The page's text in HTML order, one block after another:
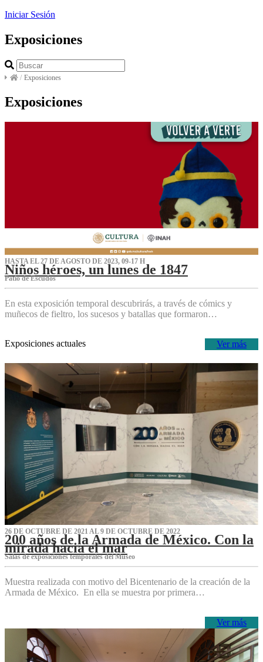
Iniciar Sesión
Exposiciones
/ Exposiciones
Exposiciones
HASTA EL 27 DE AGOSTO DE 2023, 09-17 H
Niños héroes, un lunes de 1847
Patio de Escudos
En esta exposición temporal descubrirás, a través de cómics y
muñecos de fieltro, los sucesos y batallas que formaron…
Ver más
Exposiciones actuales
26 DE OCTUBRE DE 2021 AL 9 DE OCTUBRE DE 2022
200 años de la Armada de México. Con la
mirada hacia el mar
Salas de exposiciones temporales del Museo‌
Muestra realizada con motivo del Bicentenario de la creación de la
Armada de México. En ella se muestra por primera…
Ver más